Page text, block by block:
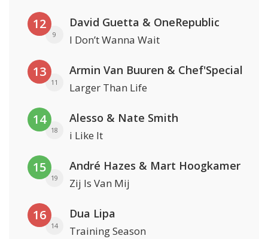
12
9
David Guetta & OneRepublic
I Don’t Wanna Wait
13
11
Armin Van Buuren & Chef'Special
Larger Than Life
14
18
Alesso & Nate Smith
i Like It
15
19
André Hazes & Mart Hoogkamer
Zij Is Van Mij
16
14
Dua Lipa
Training Season